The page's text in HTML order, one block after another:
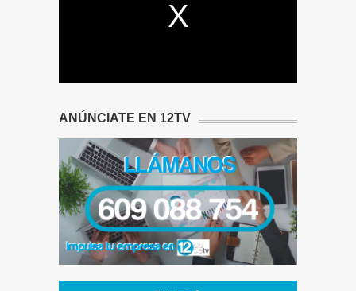
ANÚNCIATE EN 12TV